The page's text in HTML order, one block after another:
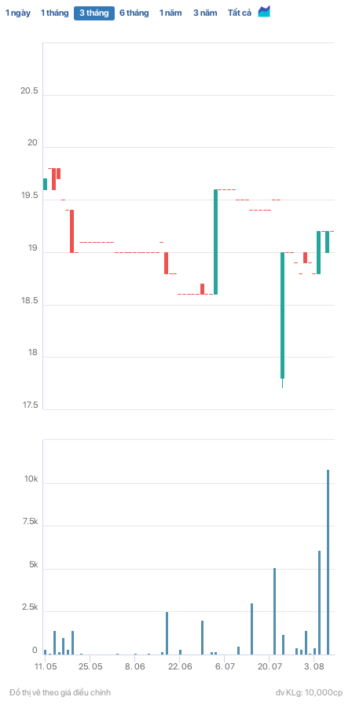
1 ngày 1 tháng 3 tháng 6 tháng 1 năm 3 năm Tất cả
11. 05 25. 05 8. 06 22. 06 6. 07 20. 07 3. 08
17.5
18
18.5
19
19.5
20
20.5
0
2.5k
5k
7.5k
10k
Đồ thị vẽ theo giá điều chỉnh đv KLg: 10,000cp